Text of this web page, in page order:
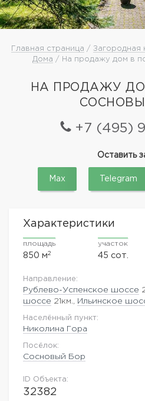
Главная страница / Загородная
Дома / На продажу дом в
НА ПРОДАЖУ
+7 (495)
Оставить
Max Telegram
Характеристики
площадь
850 м2
участок
45 сот.
Направление:
Рублево-Успенское шоссе
шоссе 21км., Ильинское
Населённый пункт:
Николина Гора
Посёлок:
Сосновый Бор
ID Объекта:
32382